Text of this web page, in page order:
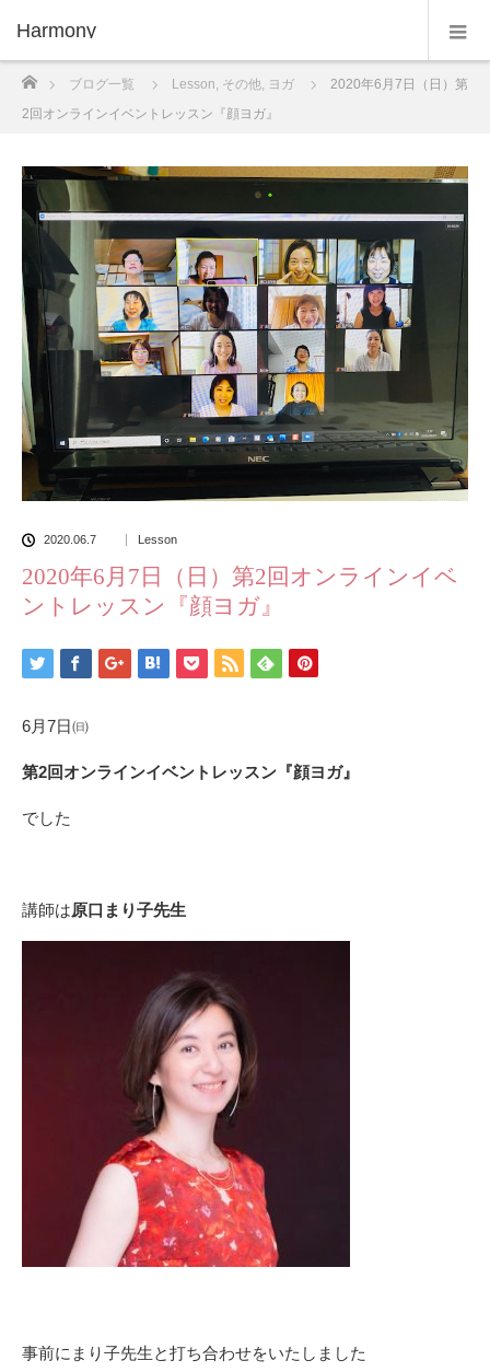
Harmony
ブログ一覧 Lesson, その他, ヨガ
2020年6月7日（日）第
2回オンラインイベントレッスン『顔ヨガ』
2020.06.7 Lesson
2020年6月7日（日）第2回オンラインイベ
ントレッスン『顔ヨガ』
6月7日㈰
第2回オンラインイベントレッスン『顔ヨガ』
でした
講師は原口まり子先生
事前にまり子先生と打ち合わせをいたしました